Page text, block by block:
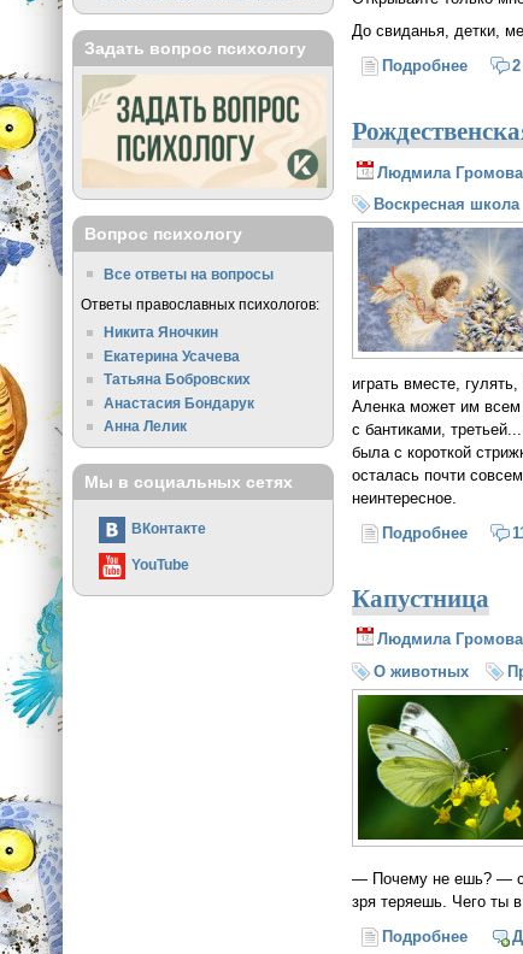
До свиданья, детки,
Подробнеео Волк
Людмила Громова
Воскресная школа
играть вместе,
Аленка может им всем
с бантиками,
была с короткой
осталась почти
неинтересное.
Подробнеео
Капустница
Людмила Громова
О животных
— Почему не ешь? —
зря теряешь. Чего ты
Подробнеео
Задать вопрос психологу
Вопрос психологу
Все ответы на вопросы
Ответы православных психологов:
Никита Яночкин
Екатерина Усачева
Татьяна Бобровских
Анастасия Бондарук
Анна Лелик
Мы в социальных сетях
ВКонтакте
YouTube